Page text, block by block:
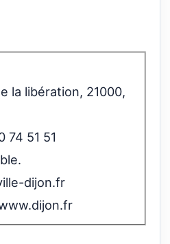
la libération, 21000,
74 51 51
dijon.fr